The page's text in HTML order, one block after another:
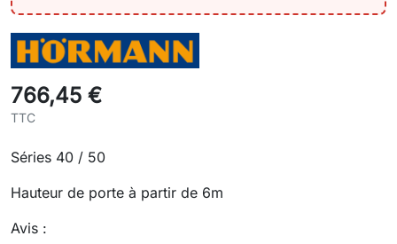
766,45 €
TTC
Séries 40 / 50
Hauteur de porte à partir de 6m
Avis :